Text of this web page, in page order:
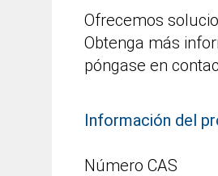
Ofrecemos
Obtenga más
póngase en
Información del
Número CAS
Africa, Argentina, Uruguay